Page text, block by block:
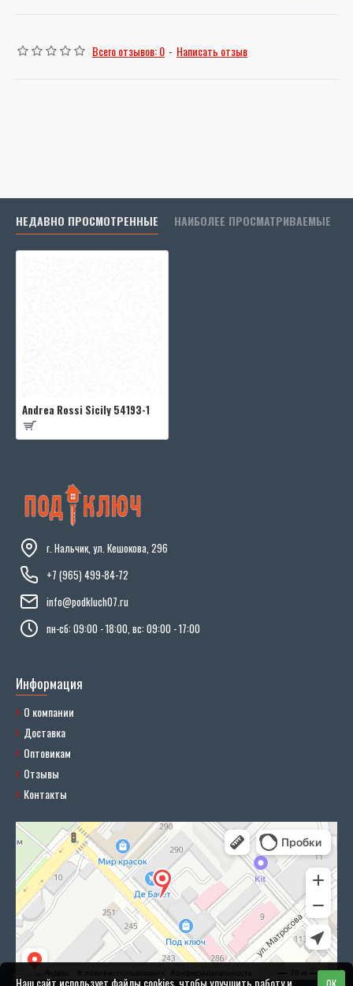
Всего отзывов: 0 - Написать отзыв
НЕДАВНО ПРОСМОТРЕННЫЕ НАИБОЛЕЕ ПРОСМАТРИВАЕМЫЕ
Andrea Rossi Sicily 54193-1
г. Нальчик, ул. Кешокова, 296
+7 (965) 499-84-72
info@podkluch07.ru
пн-сб: 09:00 - 18:00, вс: 09:00 - 17:00
Информация
О компании
Доставка
Оптовикам
Отзывы
Контакты
Наш сайт использует файлы cookies, чтобы улучшить работу и